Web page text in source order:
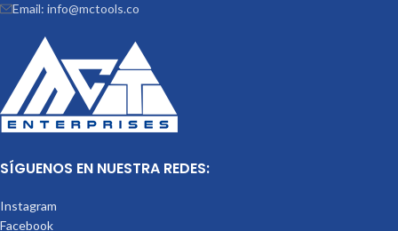
Email: info@mctools.co
SÍGUENOS EN NUESTRA REDES:
Instagram
Facebook